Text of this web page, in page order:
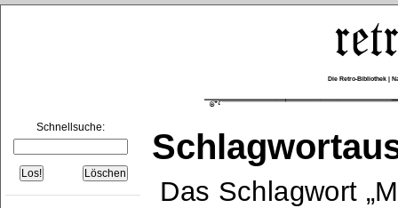
Die Retro-Bibliothek |
Schnellsuche:
Das Schlagwort